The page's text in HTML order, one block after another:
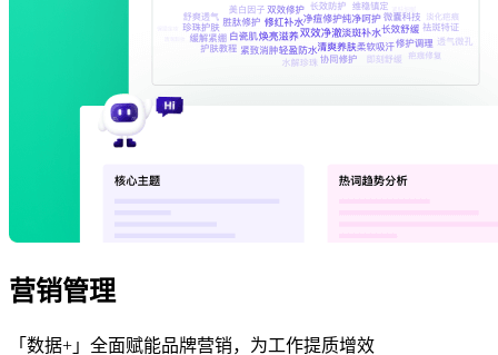
营销管理
「数据+」全面赋能品牌营销，为工作提质增效